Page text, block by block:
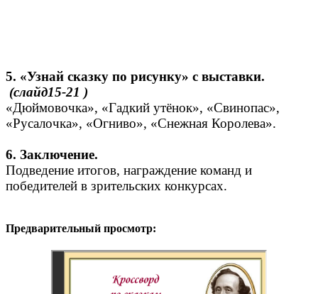
5. «Узнай сказку по рисунку» с выставки.
(слайд15-21 )
«Дюймовочка», «Гадкий утёнок», «Свинопас»,
«Русалочка», «Огниво», «Снежная Королева».
6. Заключение.
Подведение итогов, награждение команд и
победителей в зрительских конкурсах.
Предварительный просмотр: